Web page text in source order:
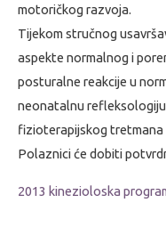
motoričkog razvoja.
Tijekom stručnog
aspekte normalnog i
posturalne reakcije u
neonatalnu refleksologiju
fizioterapijskog tretmana
Polaznici će dobiti
2013 kinezioloska